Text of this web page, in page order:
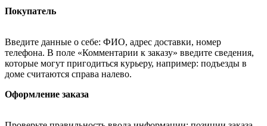
Покупатель
Введите данные о себе: ФИО, адрес доставки, номер
телефона. В поле «Комментарии к заказу» введите сведения,
которые могут пригодиться курьеру, например: подъезды в
доме считаются справа налево.
Оформление заказа